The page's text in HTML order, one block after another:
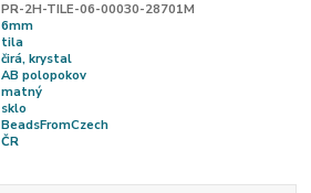
PR-2H-TILE-06-00030-28701M
6mm
tila
čirá, krystal
AB polopokov
matný
sklo
BeadsFromCzech
ČR